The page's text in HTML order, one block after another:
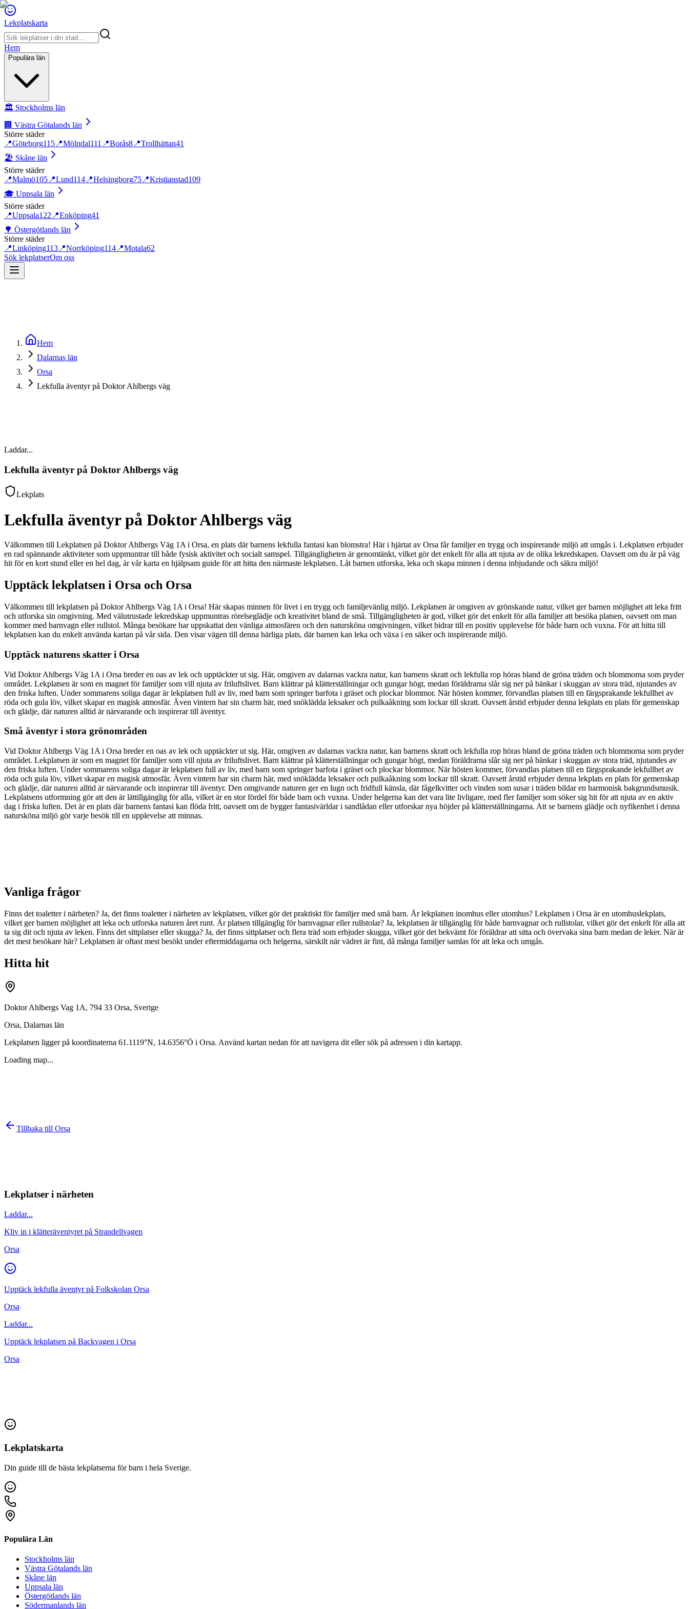
Lekplatskarta
Hem
Populära län
🏛️ Stockholms län
🏢 Västra Götalands län
Större städer
📍Göteborg115 📍Mölndal111 📍Borås8 📍Trollhättan41
🏖️ Skåne län
Större städer
📍Malmö105 📍Lund114 📍Helsingborg75 📍Kristianstad109
🎓 Uppsala län
Större städer
📍Uppsala122 📍Enköping41
🌳 Östergötlands län
Större städer
📍Linköping113 📍Norrköping114 📍Motala62
Sök lekplatserOm oss
Hem
Dalarnas län
Orsa
Lekfulla äventyr på Doktor Ahlbergs väg
Laddar...
Lekfulla äventyr på Doktor Ahlbergs väg
Lekplats
Lekfulla äventyr på Doktor Ahlbergs väg
Välkommen till Lekplatsen på Doktor Ahlbergs Väg 1A i Orsa, en plats där barnens lekfulla fantasi kan blomstra! Här i hjärtat av Orsa får familjer en trygg och inspirerande miljö att umgås i. Lekplatsen erbjuder
en rad spännande aktiviteter som uppmuntrar till både fysisk aktivitet och socialt samspel. Tillgängligheten är genomtänkt, vilket gör det enkelt för alla att njuta av de olika lekredskapen. Oavsett om du är på väg
hit för en kort stund eller en hel dag, är vår karta en hjälpsam guide för att hitta den närmaste lekplatsen. Låt barnen utforska, leka och skapa minnen i denna inbjudande och säkra miljö!
Upptäck lekplatsen i Orsa och Orsa
Välkommen till lekplatsen på Doktor Ahlbergs Väg 1A i Orsa! Här skapas minnen för livet i en trygg och familjevänlig miljö. Lekplatsen är omgiven av grönskande natur, vilket ger barnen möjlighet att leka fritt
och utforska sin omgivning. Med välutrustade lekredskap uppmuntras rörelseglädje och kreativitet bland de små. Tillgängligheten är god, vilket gör det enkelt för alla familjer att besöka platsen, oavsett om man
kommer med barnvagn eller rullstol. Många besökare har uppskattat den vänliga atmosfären och den natursköna omgivningen, vilket bidrar till en positiv upplevelse för både barn och vuxna. För att hitta till
lekplatsen kan du enkelt använda kartan på vår sida. Den visar vägen till denna härliga plats, där barnen kan leka och växa i en säker och inspirerande miljö.
Upptäck naturens skatter i Orsa
Vid Doktor Ahlbergs Väg 1A i Orsa breder en oas av lek och upptäckter ut sig. Här, omgiven av dalarnas vackra natur, kan barnens skratt och lekfulla rop höras bland de gröna träden och blommorna som pryder
området. Lekplatsen är som en magnet för familjer som vill njuta av friluftslivet. Barn klättrar på klätterställningar och gungar högt, medan föräldrarna slår sig ner på bänkar i skuggan av stora träd, njutandes av
den friska luften. Under sommarens soliga dagar är lekplatsen full av liv, med barn som springer barfota i gräset och plockar blommor. När hösten kommer, förvandlas platsen till en färgsprakande lekfullhet av
röda och gula löv, vilket skapar en magisk atmosfär. Även vintern har sin charm här, med snöklädda leksaker och pulkaåkning som lockar till skratt. Oavsett årstid erbjuder denna lekplats en plats för gemenskap
och glädje, där naturen alltid är närvarande och inspirerar till äventyr.
Små äventyr i stora grönområden
Vid Doktor Ahlbergs Väg 1A i Orsa breder en oas av lek och upptäckter ut sig. Här, omgiven av dalarnas vackra natur, kan barnens skratt och lekfulla rop höras bland de gröna träden och blommorna som pryder
området. Lekplatsen är som en magnet för familjer som vill njuta av friluftslivet. Barn klättrar på klätterställningar och gungar högt, medan föräldrarna slår sig ner på bänkar i skuggan av stora träd, njutandes av
den friska luften. Under sommarens soliga dagar är lekplatsen full av liv, med barn som springer barfota i gräset och plockar blommor. När hösten kommer, förvandlas platsen till en färgsprakande lekfullhet av
röda och gula löv, vilket skapar en magisk atmosfär. Även vintern har sin charm här, med snöklädda leksaker och pulkaåkning som lockar till skratt. Oavsett årstid erbjuder denna lekplats en plats för gemenskap
och glädje, där naturen alltid är närvarande och inspirerar till äventyr. Den omgivande naturen ger en lugn och fridfull känsla, där fågelkvitter och vinden som susar i träden bildar en harmonisk bakgrundsmusik.
Lekplatsens utformning gör att den är lättillgänglig för alla, vilket är en stor fördel för både barn och vuxna. Under helgerna kan det vara lite livligare, med fler familjer som söker sig hit för att njuta av en aktiv
dag i friska luften. Det är en plats där barnens fantasi kan flöda fritt, oavsett om de bygger fantasivärldar i sandlådan eller utforskar nya höjder på klätterställningarna. Att se barnens glädje och nyfikenhet i denna
natursköna miljö gör varje besök till en upplevelse att minnas.
Vanliga frågor
Finns det toaletter i närheten? Ja, det finns toaletter i närheten av lekplatsen, vilket gör det praktiskt för familjer med små barn. Är lekplatsen inomhus eller utomhus? Lekplatsen i Orsa är en utomhuslekplats,
vilket ger barnen möjlighet att leka och utforska naturen året runt. Är platsen tillgänglig för barnvagnar eller rullstolar? Ja, lekplatsen är tillgänglig för både barnvagnar och rullstolar, vilket gör det enkelt för alla att
ta sig dit och njuta av leken. Finns det sittplatser eller skugga? Ja, det finns sittplatser och flera träd som erbjuder skugga, vilket gör det bekvämt för föräldrar att sitta och övervaka sina barn medan de leker. När är
det mest besökare här? Lekplatsen är oftast mest besökt under eftermiddagarna och helgerna, särskilt när vädret är fint, då många familjer samlas för att leka och umgås.
Hitta hit
Doktor Ahlbergs Vag 1A, 794 33 Orsa, Sverige
Orsa, Dalarnas län
Lekplatsen ligger på koordinaterna 61.1119°N, 14.6356°Ö i Orsa. Använd kartan nedan för att navigera dit eller sök på adressen i din kartapp.
Loading map...
Tillbaka till Orsa
Lekplatser i närheten
Laddar...
Kliv in i klätteräventyret på Strandellvagen
Orsa
Upptäck lekfulla äventyr på Folkskolan Orsa
Orsa
Laddar...
Upptäck lekplatsen på Backvagen i Orsa
Orsa
Lekplatskarta
Din guide till de bästa lekplatserna för barn i hela Sverige.
Populära Län
Stockholms län
Västra Götalands län
Skåne län
Uppsala län
Östergötlands län
Södermanlands län